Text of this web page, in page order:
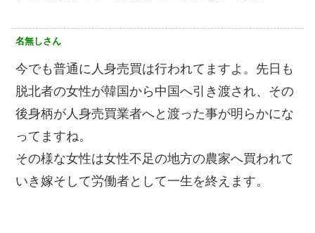
名無しさん
今でも普通に人身売買は行われてますよ。先日も
脱北者の女性が韓国から中国へ引き渡され、その
後身柄が人身売買業者へと渡った事が明らかにな
ってますね。
その様な女性は女性不足の地方の農家へ買われて
いき嫁そして労働者として一生を終えます。